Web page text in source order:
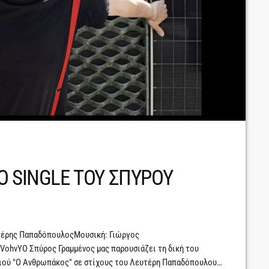
ΤΟΥ ΣΠΥΡΟΥ
ΠαπαδόπουλοςΜουσική: Γιώργος
Σπύρος Γραμμένος μας παρουσιάζει τη δική του
"Ο Ανθρωπάκος" σε στίχους του Λευτέρη Παπαδόπουλου